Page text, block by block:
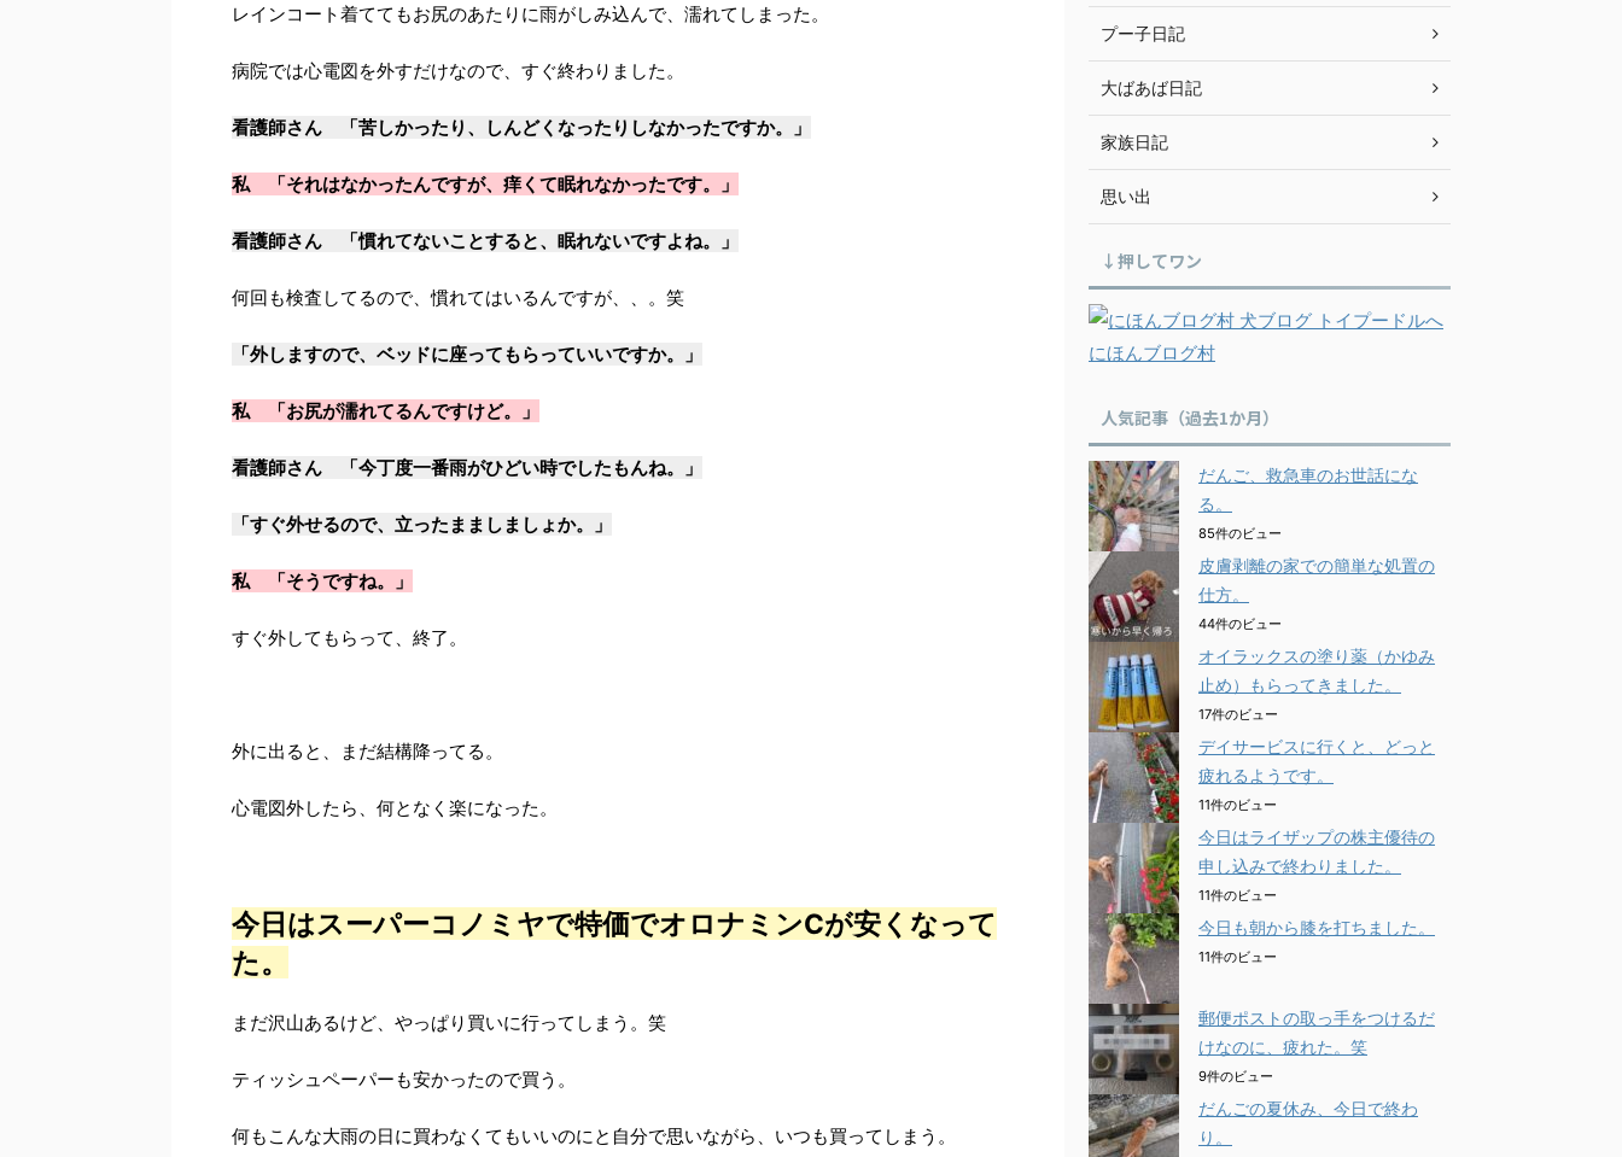
レインコート着ててもお尻のあたりに雨がしみ込んで、濡れてしまった。
病院では心電図を外すだけなので、すぐ終わりました。
看護師さん 「苦しかったり、しんどくなったりしなかったですか。」
私 「それはなかったんですが、痒くて眠れなかったです。」
看護師さん 「慣れてないことすると、眠れないですよね。」
何回も検査してるので、慣れてはいるんですが、、。笑
「外しますので、ベッドに座ってもらっていいですか。」
私 「お尻が濡れてるんですけど。」
看護師さん 「今丁度一番雨がひどい時でしたもんね。」
「すぐ外せるので、立ったまましましょか。」
私 「そうですね。」
すぐ外してもらって、終了。
外に出ると、まだ結構降ってる。
心電図外したら、何となく楽になった。
今日はスーパーコノミヤで特価でオロナミンCが安くなって
た。
まだ沢山あるけど、やっぱり買いに行ってしまう。笑
ティッシュペーパーも安かったので買う。
何もこんな大雨の日に買わなくてもいいのにと自分で思いながら、いつも買ってしまう。
プー子日記
大ばあば日記
家族日記
思い出
↓押してワン
にほんブログ村
人気記事（過去1か月）
だんご、救急車のお世話にな
る。
85件のビュー
皮膚剥離の家での簡単な処置の
仕方。
44件のビュー
オイラックスの塗り薬（かゆみ
止め）もらってきました。
17件のビュー
デイサービスに行くと、どっと
疲れるようです。
11件のビュー
今日はライザップの株主優待の
申し込みで終わりました。
11件のビュー
今日も朝から膝を打ちました。
11件のビュー
郵便ポストの取っ手をつけるだ
けなのに、疲れた。笑
9件のビュー
だんごの夏休み、今日で終わ
り。